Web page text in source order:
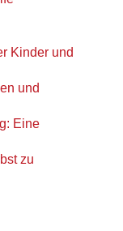
Kinder und
und
Eine
zu